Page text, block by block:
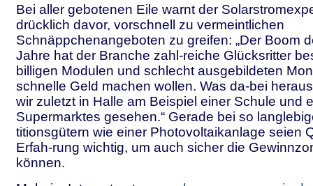
Bei aller gebotenen Eile warnt der
drücklich davor, vorschnell zu vermeintlichen
Schnäppchenangeboten zu greifen: „Der Boom
Jahre hat der Branche zahl-reiche Glücksritter
billigen Modulen und schlecht ausgebildeten
schnelle Geld machen wollen. Was da-bei
wir zuletzt in Halle am Beispiel einer Schule und
Supermarktes gesehen.“ Gerade bei so
titionsgütern wie einer Photovoltaikanlage seien
Erfah-rung wichtig, um auch sicher die
können.